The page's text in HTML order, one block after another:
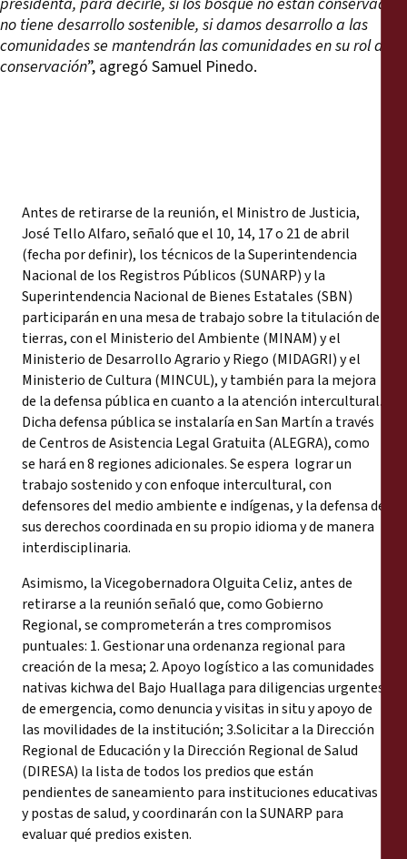
no tiene desarrollo sostenible, si damos desarrollo a las
comunidades se mantendrán las comunidades en su rol de
conservación”, agregó Samuel Pinedo.
Antes de retirarse de la reunión, el Ministro de Justicia,
José Tello Alfaro, señaló que el 10, 14, 17 o 21 de abril
(fecha por definir), los técnicos de la Superintendencia
Nacional de los Registros Públicos (SUNARP) y la
Superintendencia Nacional de Bienes Estatales (SBN)
participarán en una mesa de trabajo sobre la titulación de
tierras, con el Ministerio del Ambiente (MINAM) y el
Ministerio de Desarrollo Agrario y Riego (MIDAGRI) y el
Ministerio de Cultura (MINCUL), y también para la mejora
de la defensa pública en cuanto a la atención intercultural.
Dicha defensa pública se instalaría en San Martín a través
de Centros de Asistencia Legal Gratuita (ALEGRA), como
se hará en 8 regiones adicionales. Se espera lograr un
trabajo sostenido y con enfoque intercultural, con
defensores del medio ambiente e indígenas, y la defensa de
sus derechos coordinada en su propio idioma y de manera
interdisciplinaria.
Asimismo, la Vicegobernadora Olguita Celiz, antes de
retirarse a la reunión señaló que, como Gobierno
Regional, se comprometerán a tres compromisos
puntuales: 1. Gestionar una ordenanza regional para
creación de la mesa; 2. Apoyo logístico a las comunidades
nativas kichwa del Bajo Huallaga para diligencias urgentes
de emergencia, como denuncia y visitas in situ y apoyo de
las movilidades de la institución; 3.Solicitar a la Dirección
Regional de Educación y la Dirección Regional de Salud
(DIRESA) la lista de todos los predios que están
pendientes de saneamiento para instituciones educativas
y postas de salud, y coordinarán con la SUNARP para
evaluar qué predios existen.